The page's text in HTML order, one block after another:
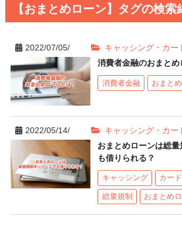
【おまとめローン】タグの検索
キャッシング・カー
2022/07/05/
消費者金融のおまとめ
消費者金融 おまと
キャッシング・カー
2022/05/14/
おまとめローンは総
も借りられる？
キャッシング カー
総量規制 おまとめ